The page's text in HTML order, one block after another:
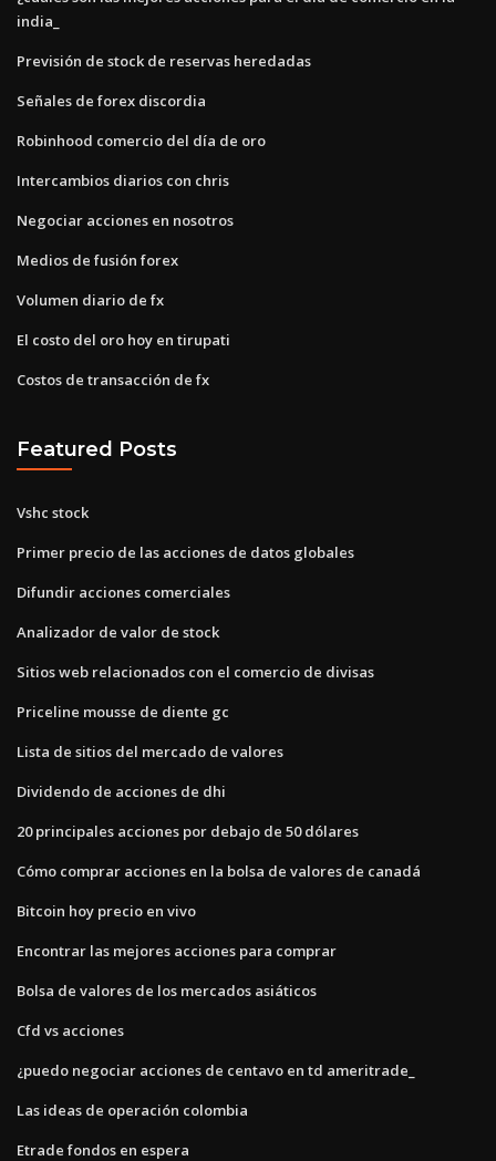
india_
Previsión de stock de reservas heredadas
Señales de forex discordia
Robinhood comercio del día de oro
Intercambios diarios con chris
Negociar acciones en nosotros
Medios de fusión forex
Volumen diario de fx
El costo del oro hoy en tirupati
Costos de transacción de fx
Featured Posts
Vshc stock
Primer precio de las acciones de datos globales
Difundir acciones comerciales
Analizador de valor de stock
Sitios web relacionados con el comercio de divisas
Priceline mousse de diente gc
Lista de sitios del mercado de valores
Dividendo de acciones de dhi
20 principales acciones por debajo de 50 dólares
Cómo comprar acciones en la bolsa de valores de canadá
Bitcoin hoy precio en vivo
Encontrar las mejores acciones para comprar
Bolsa de valores de los mercados asiáticos
Cfd vs acciones
¿puedo negociar acciones de centavo en td ameritrade_
Las ideas de operación colombia
Etrade fondos en espera